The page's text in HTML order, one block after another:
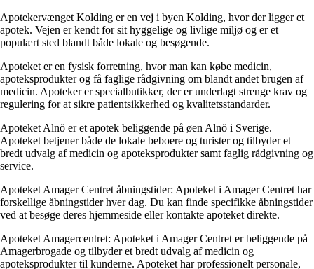
Apotekervænget Kolding er en vej i byen Kolding, hvor der ligger et
apotek. Vejen er kendt for sit hyggelige og livlige miljø og er et
populært sted blandt både lokale og besøgende.
Apoteket er en fysisk forretning, hvor man kan købe medicin,
apoteksprodukter og få faglige rådgivning om blandt andet brugen af
medicin. Apoteker er specialbutikker, der er underlagt strenge krav og
regulering for at sikre patientsikkerhed og kvalitetsstandarder.
Apoteket Alnö er et apotek beliggende på øen Alnö i Sverige.
Apoteket betjener både de lokale beboere og turister og tilbyder et
bredt udvalg af medicin og apoteksprodukter samt faglig rådgivning og
service.
Apoteket Amager Centret åbningstider: Apoteket i Amager Centret har
forskellige åbningstider hver dag. Du kan finde specifikke åbningstider
ved at besøge deres hjemmeside eller kontakte apoteket direkte.
Apoteket Amagercentret: Apoteket i Amager Centret er beliggende på
Amagerbrogade og tilbyder et bredt udvalg af medicin og
apoteksprodukter til kunderne. Apoteket har professionelt personale,